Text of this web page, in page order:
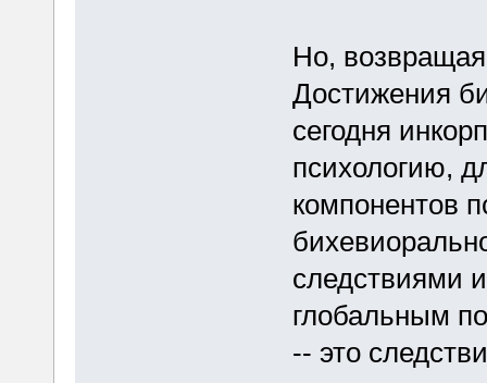
Но,
Достижения
сегодня
психологию,
компонентов
следствиями
глобальным
-- это